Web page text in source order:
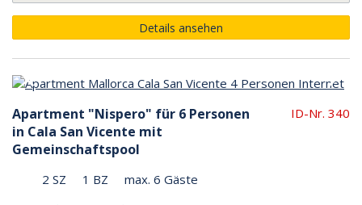
Details ansehen
Apartment "Nispero" für 6 Personen
in Cala San Vicente mit
Gemeinschaftspool
ID-Nr. 340
2 SZ 1 BZ
max. 6 Gäste